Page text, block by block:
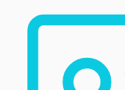
Actualités